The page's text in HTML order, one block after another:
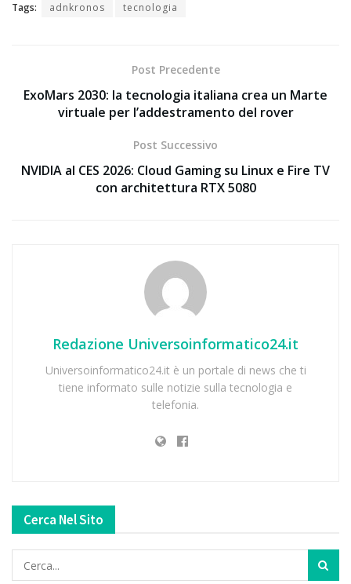
Tags: adnkronos tecnologia
Post Precedente
ExoMars 2030: la tecnologia italiana crea un Marte
virtuale per l’addestramento del rover
Post Successivo
NVIDIA al CES 2026: Cloud Gaming su Linux e Fire TV
con architettura RTX 5080
Redazione Universoinformatico24.it
Universoinformatico24.it è un portale di news che ti
tiene informato sulle notizie sulla tecnologia e
telefonia.
Cerca Nel Sito